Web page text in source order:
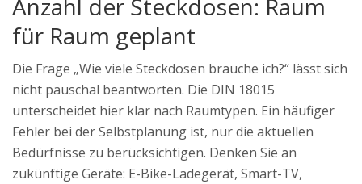
Anzahl der Steckdosen: Raum
für Raum geplant
Die Frage „Wie viele Steckdosen brauche ich?“ lässt sich
nicht pauschal beantworten. Die DIN 18015
unterscheidet hier klar nach Raumtypen. Ein häufiger
Fehler bei der Selbstplanung ist, nur die aktuellen
Bedürfnisse zu berücksichtigen. Denken Sie an
zukünftige Geräte: E-Bike-Ladegerät, Smart-TV,